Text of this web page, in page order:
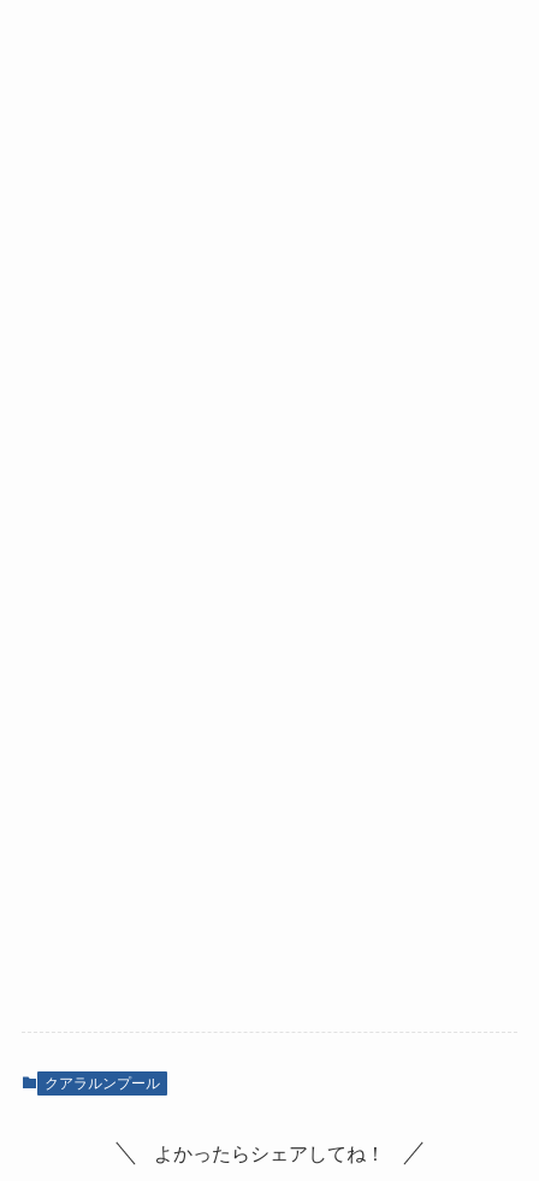
クアラルンプール
よかったらシェアしてね！